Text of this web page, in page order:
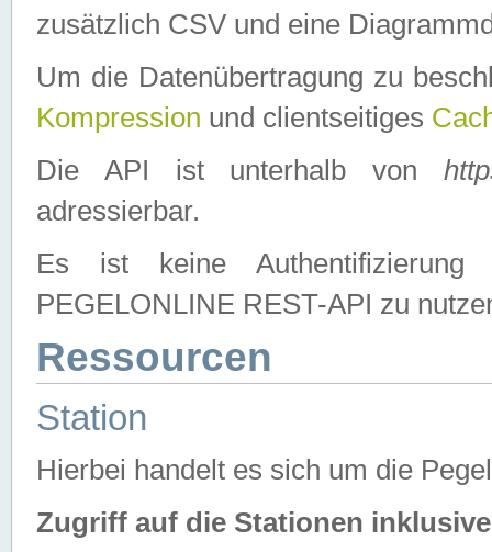
zusätzlich CSV und eine
Um die Datenübertragung zu
Kompression und clientseitiges
Die API ist unterhalb von
adressierbar.
Es ist keine
PEGELONLINE REST-API zu
Ressourcen
Station
Hierbei handelt es sich um die
Zugriff auf die Stationen